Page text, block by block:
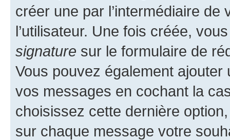
créer une par l’intermédiaire
l’utilisateur. Une fois créée,
signature sur le formulaire de
Vous pouvez également
vos messages en cochant la
choisissez cette dernière
sur chaque message votre